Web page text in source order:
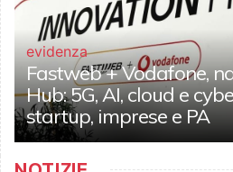
evidenza
Fastweb + Vodafone,
Hub: 5G, AI, cloud e
startup, imprese e PA